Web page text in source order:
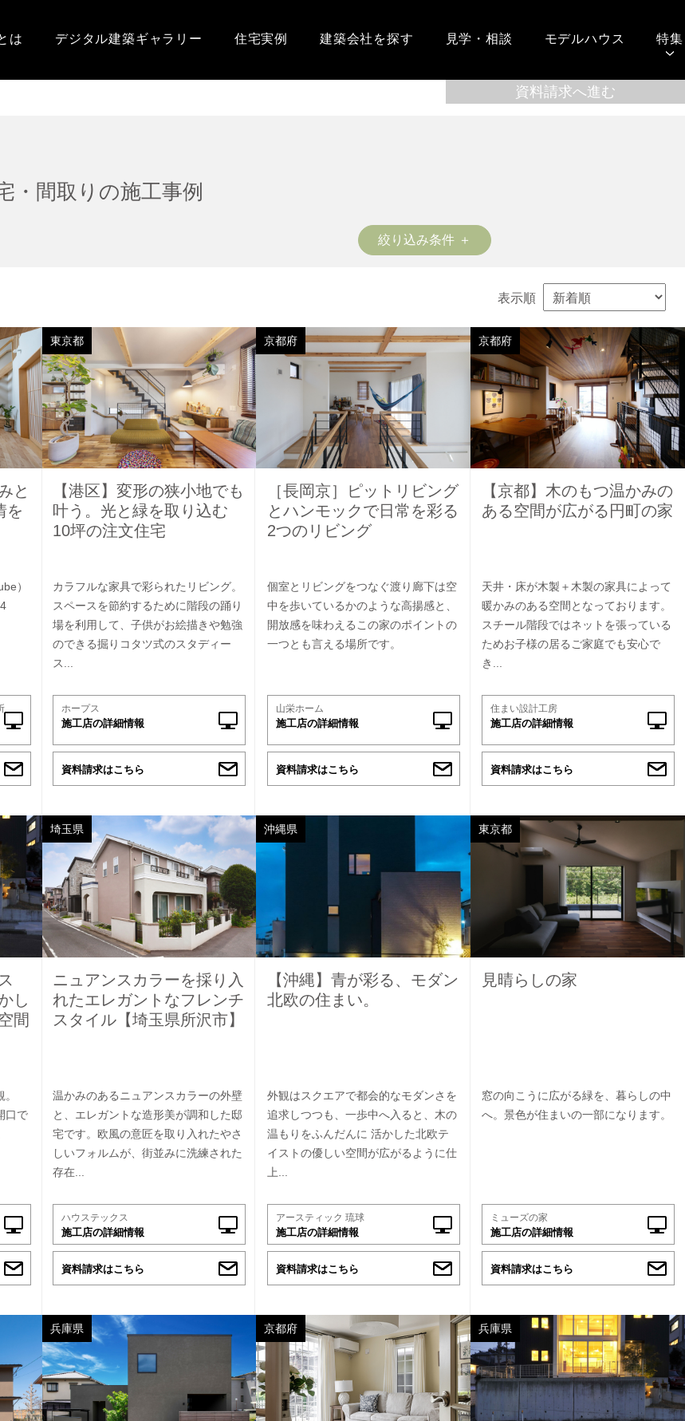
は デジタル建築ギャラリー 住宅実例 建築会社を探す 見学・相談 モデルハウス 特集
・間取りの施工事例
絞り込み条件
表示順
と
を
）
東京都
【港区】変形の狭小地でも
叶う。光と緑を取り込む
10坪の注文住宅
カラフルな家具で彩られたリビング。
スペースを節約するために階段の踊り
場を利用して、子供がお絵描きや勉強
のできる掘りコタツ式のスタディー
ス...
ホープス
施工店の詳細情報
資料請求はこちら
京都府
［長岡京］ピットリビング
とハンモックで日常を彩る
2つのリビング
個室とリビングをつなぐ渡り廊下は空
中を歩いているかのような高揚感と、
開放感を味わえるこの家のポイントの
一つとも言える場所です。
山栄ホーム
施工店の詳細情報
資料請求はこちら
京都府
【京都】木のもつ温かみの
ある空間が広がる円町の家
天井・床が木製＋木製の家具によって
暖かみのある空間となっております。
スチール階段ではネットを張っている
ためお子様の居るご家庭でも安心で
き...
住まい設計工房
施工店の詳細情報
資料請求はこちら
ス
し
間
口で
埼玉県
ニュアンスカラーを採り入
れたエレガントなフレンチ
スタイル【埼玉県所沢市】
温かみのあるニュアンスカラーの外壁
と、エレガントな造形美が調和した邸
宅です。欧風の意匠を取り入れたやさ
しいフォルムが、街並みに洗練された
存在...
ハウステックス
施工店の詳細情報
資料請求はこちら
沖縄県
【沖縄】青が彩る、モダン
北欧の住まい。
外観はスクエアで都会的なモダンさを
追求しつつも、一歩中へ入ると、木の
温もりをふんだんに 活かした北欧テ
イストの優しい空間が広がるように仕
上...
アースティック 琉球
施工店の詳細情報
資料請求はこちら
東京都
見晴らしの家
窓の向こうに広がる緑を、暮らしの中
へ。景色が住まいの一部になります。
ミューズの家
施工店の詳細情報
資料請求はこちら
兵庫県 京都府 兵庫県